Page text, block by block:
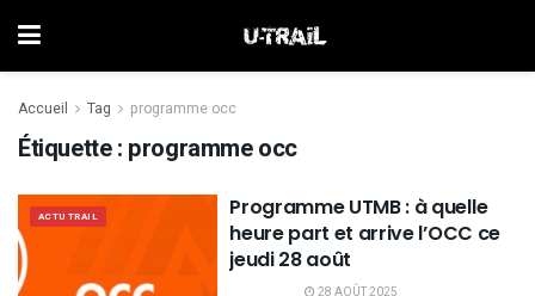
Accueil Tag programme occ
Étiquette : programme occ
ACTU TRAIL
Programme UTMB : à quelle
heure part et arrive l’OCC ce
jeudi 28 août
28 AOÛT 2025